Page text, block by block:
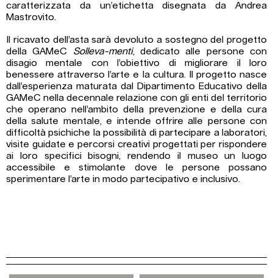
caratterizzata da un’etichetta disegnata da Andrea
Mastrovito.
Il ricavato dell’asta sarà devoluto a sostegno del progetto
della GAMeC Solleva-menti, dedicato alle persone con
disagio mentale con l’obiettivo di migliorare il loro
benessere attraverso l’arte e la cultura. Il progetto nasce
dall’esperienza maturata dal Dipartimento Educativo della
GAMeC nella decennale relazione con gli enti del territorio
che operano nell’ambito della prevenzione e della cura
della salute mentale, e intende offrire alle persone con
difficoltà psichiche la possibilità di partecipare a laboratori,
visite guidate e percorsi creativi progettati per rispondere
ai loro specifici bisogni, rendendo il museo un luogo
accessibile e stimolante dove le persone possano
sperimentare l’arte in modo partecipativo e inclusivo.